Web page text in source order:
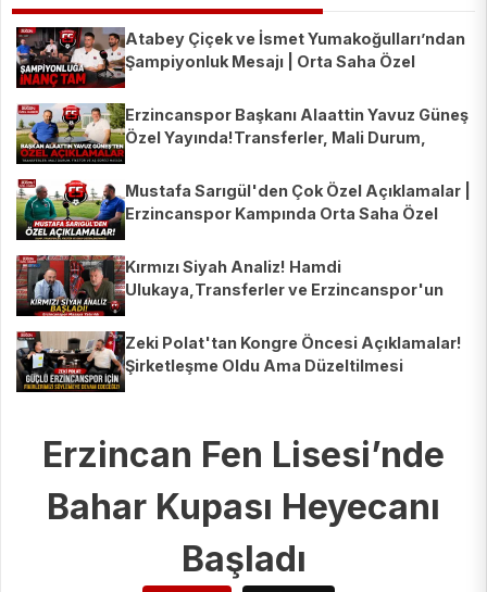
Atabey Çiçek ve İsmet Yumakoğulları’ndan
Şampiyonluk Mesajı | Orta Saha Özel
Erzincanspor Başkanı Alaattin Yavuz Güneş
Özel Yayında!Transferler, Mali Durum,
Mustafa Sarıgül'den Çok Özel Açıklamalar |
Erzincanspor Kampında Orta Saha Özel
Kırmızı Siyah Analiz! Hamdi
Ulukaya,Transferler ve Erzincanspor'un
Zeki Polat'tan Kongre Öncesi Açıklamalar!
Şirketleşme Oldu Ama Düzeltilmesi
Erzincan Fen Lisesi’nde
Bahar Kupası Heyecanı
Başladı